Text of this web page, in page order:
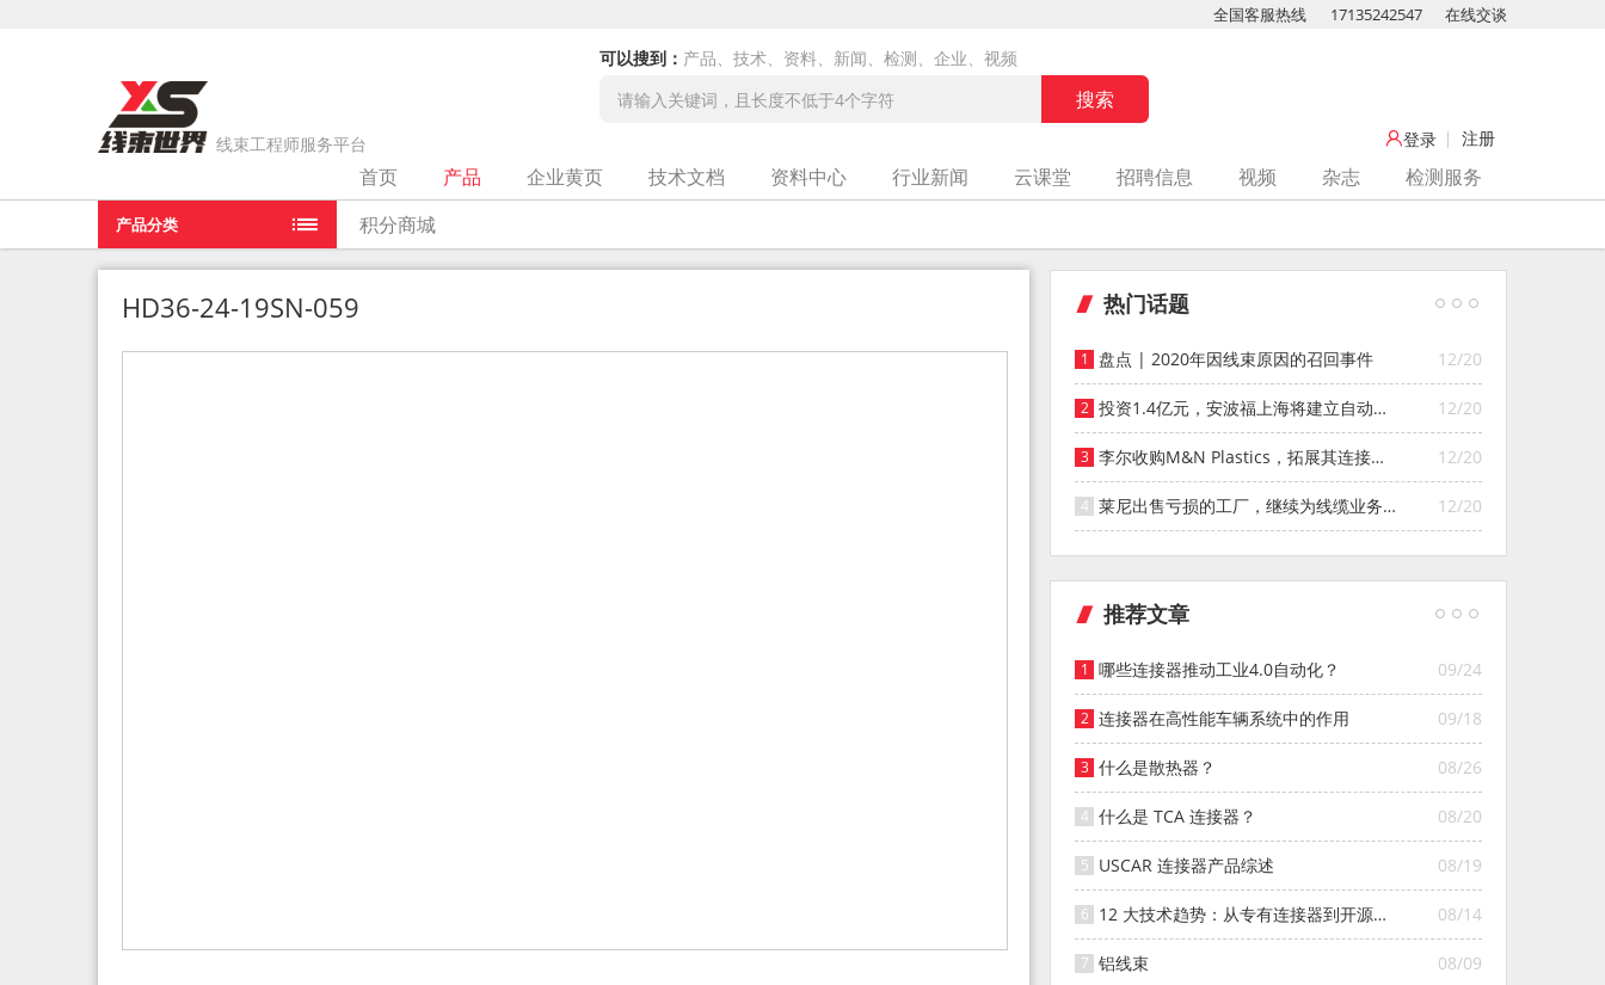
线束工程师服务平台
可以搜到： 产品、技术、资料、新闻、检测、企业、视频
全国客服热线 17135242547 在线交谈
登录 注册
产品分类
首页 产品 企业黄页 技术文档 资料中心 行业新闻 云课堂 招聘信息 视频 杂志
检测服务
积分商城
当前位置： HD36-24-19SN-059
HD36-24-19SN-059 热门话题
12/20
盘点 | 2020年因线束原因的召回事件
12/20
投资1.4亿元，安波福上海将建立自动化
智能仓库
12/20
李尔收购M&N Plastics，拓展其连接器
系统业务
12/20
莱尼出售亏损的工厂，继续为线缆业务
寻找投资者
推荐文章
09/24
哪些连接器推动工业4.0自动化？
09/18
连接器在高性能车辆系统中的作用
08/26
什么是散热器？
08/20
什么是 TCA 连接器？
08/19
USCAR 连接器产品综述
08/14
12 大技术趋势：从专有连接器到开源连
接器的演变
08/09
铝线束